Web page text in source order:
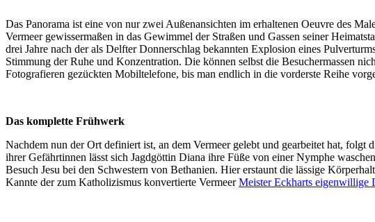
Das Panorama ist eine von nur zwei Außenansichten im erhaltenen Oeuvre des
Vermeer gewissermaßen in das Gewimmel der Straßen und Gassen seiner
drei Jahre nach der als Delfter Donnerschlag bekannten Explosion eines
Stimmung der Ruhe und Konzentration. Die können selbst die Besuchermassen
Fotografieren gezückten Mobiltelefone, bis man endlich in die vorderste Reihe
Das komplette Frühwerk
Nachdem nun der Ort definiert ist, an dem Vermeer gelebt und gearbeitet hat,
ihrer Gefährtinnen lässt sich Jagdgöttin Diana ihre Füße von einer Nymphe
Besuch Jesu bei den Schwestern von Bethanien. Hier erstaunt die lässige
Kannte der zum Katholizismus konvertierte VermeerMeister Eckharts eigenwillige